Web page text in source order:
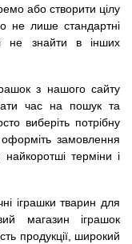
або створити цілу
не лише стандартні
не знайти в інших
з нашого сайту
час на пошук та
виберіть потрібну
замовлення
терміни і
іграшки тварин для
магазин іграшок
продукції, широкий